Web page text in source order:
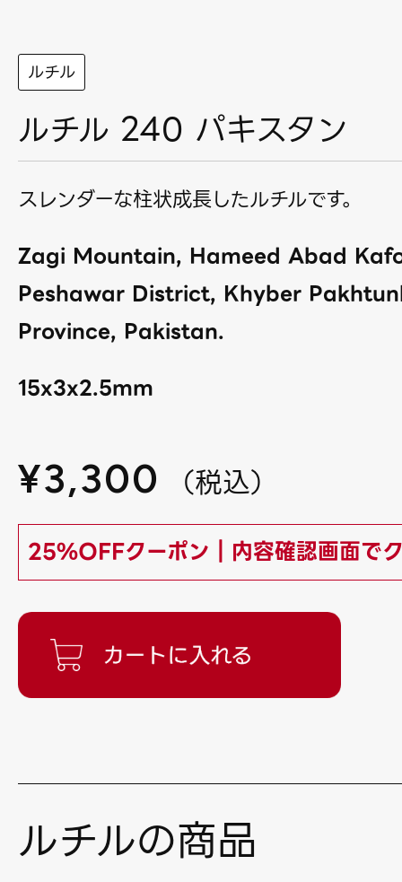
ルチル
ルチル 240 パキスタン
スレンダーな柱状成長したルチルです。
Zagi Mountain, Hameed Abad
Peshawar District, Khyber
Province, Pakistan.
15x3x2.5mm
¥3,300 （税込）
25%OFFクーポン｜内容確認画面で
ルチルの商品